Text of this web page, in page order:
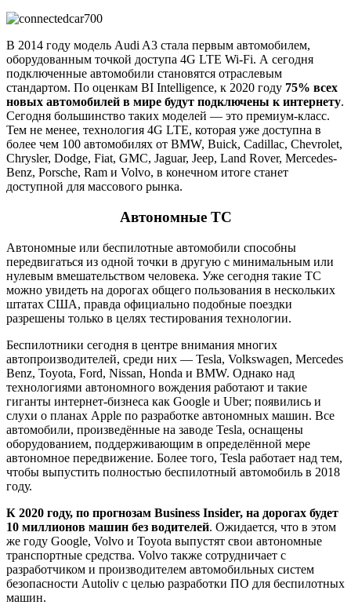
В 2014 году модель Audi A3 стала первым автомобилем,
оборудованным точкой доступа 4G LTE Wi-Fi. А сегодня
подключенные автомобили становятся отраслевым
стандартом. По оценкам BI Intelligence, к 2020 году 75% всех
новых автомобилей в мире будут подключены к интернету.
Сегодня большинство таких моделей — это премиум-класс.
Тем не менее, технология 4G LTE, которая уже доступна в
более чем 100 автомобилях от BMW, Buick, Cadillac, Chevrolet,
Chrysler, Dodge, Fiat, GMC, Jaguar, Jeep, Land Rover, Mercedes-
Benz, Porsche, Ram и Volvo, в конечном итоге станет
доступной для массового рынка.
Автономные ТС
Автономные или беспилотные автомобили способны
передвигаться из одной точки в другую с минимальным или
нулевым вмешательством человека. Уже сегодня такие ТС
можно увидеть на дорогах общего пользования в нескольких
штатах США, правда официально подобные поездки
разрешены только в целях тестирования технологии.
Беспилотники сегодня в центре внимания многих
автопроизводителей, среди них — Tesla, Volkswagen, Mercedes
Benz, Toyota, Ford, Nissan, Honda и BMW. Однако над
технологиями автономного вождения работают и такие
гиганты интернет-бизнеса как Google и Uber; появились и
слухи о планах Apple по разработке автономных машин. Все
автомобили, произведённые на заводе Tesla, оснащены
оборудованием, поддерживающим в определённой мере
автономное передвижение. Более того, Tesla работает над тем,
чтобы выпустить полностью беспилотный автомобиль в 2018
году.
К 2020 году, по прогнозам Business Insider, на дорогах будет
10 миллионов машин без водителей. Ожидается, что в этом
же году Google, Volvo и Toyota выпустят свои автономные
транспортные средства. Volvo также сотрудничает с
разработчиком и производителем автомобильных систем
безопасности Autoliv с целью разработки ПО для беспилотных
машин.